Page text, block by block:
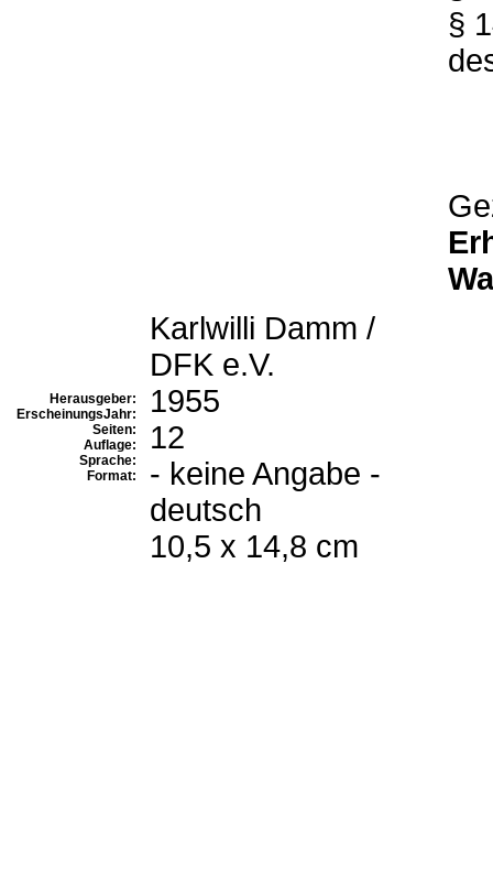
§
Herausgeber:
ErscheinungsJahr:
Seiten:
Auflage:
Sprache:
Format:
Karlwilli Damm /
DFK e.V.
1955
12
- keine Angabe -
deutsch
10,5 x 14,8 cm